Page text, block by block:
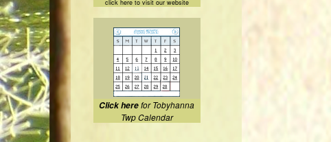
click here to visit our website
Click herefor Tobyhanna
Twp Calendar